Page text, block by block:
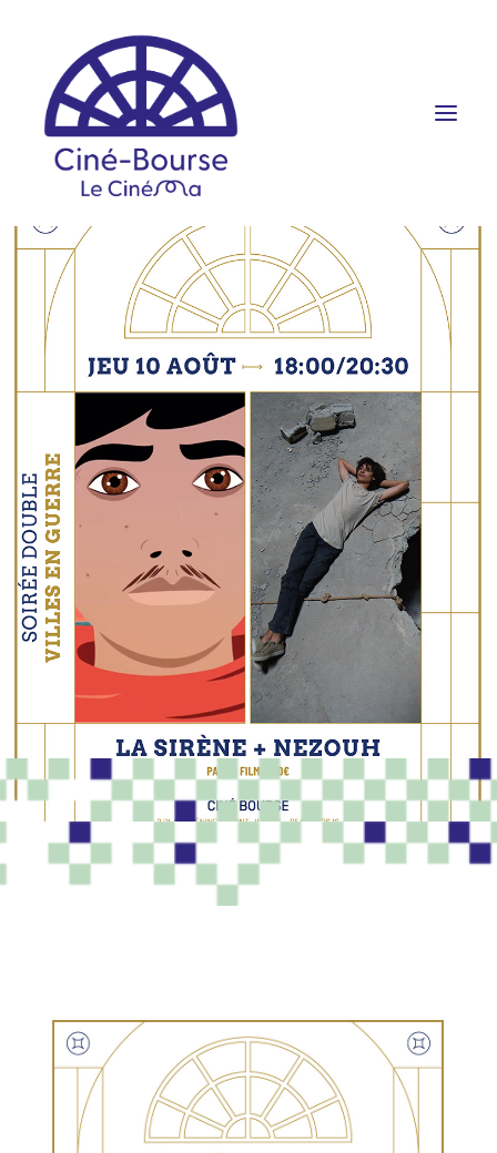
FILMS ET HORAIRES
ÉVÉNEMENTS
SCOLAIRES
RÉSERVATION
PROGRAMME